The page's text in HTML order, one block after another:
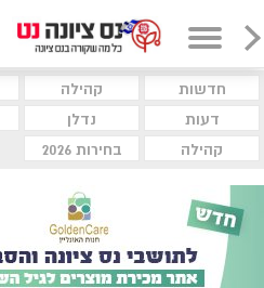
חדשות קהילה
דעות
נדלן
קהילה
בחירות 2026